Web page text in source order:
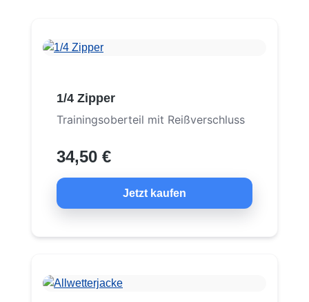
1/4 Zipper
Trainingsoberteil mit Reißverschluss
34,50 €
Jetzt kaufen